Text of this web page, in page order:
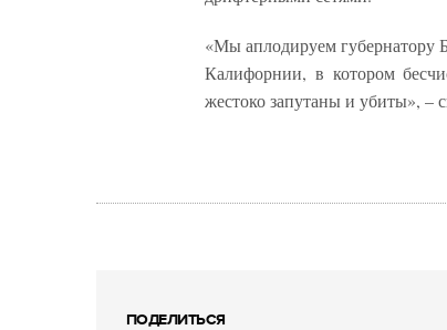
«Мы аплодируем губернатору
Калифорнии, в котором
жестоко запутаны и убиты», –
ПОДЕЛИТЬСЯ